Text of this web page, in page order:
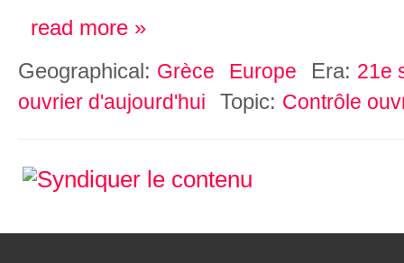
read more »
Geographical: Grèce Europe Era: 21e
ouvrier d'aujourd'hui
Topic: Contrôle